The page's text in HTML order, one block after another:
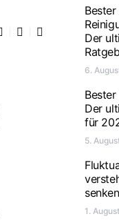
Der
6.
Der
für
5.
senken
1.